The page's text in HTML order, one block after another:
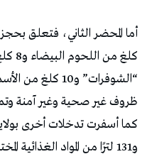
“الشوفرات” و10
ظروف غير صحية وغير آمنة
و131 لترًا من المواد